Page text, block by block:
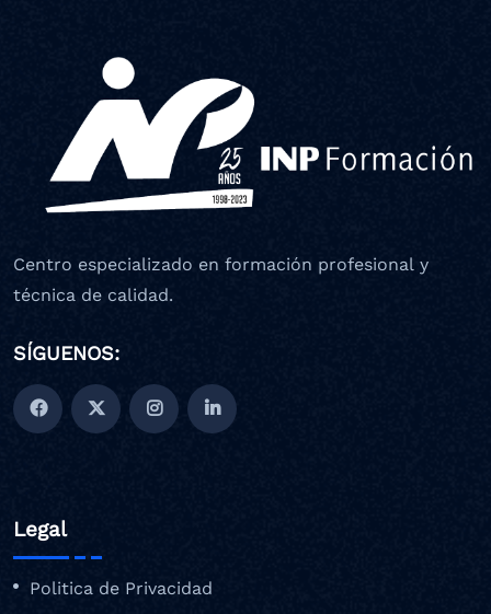
Centro especializado en formación profesional y
técnica de calidad.
SÍGUENOS:
Legal
Politica de Privacidad